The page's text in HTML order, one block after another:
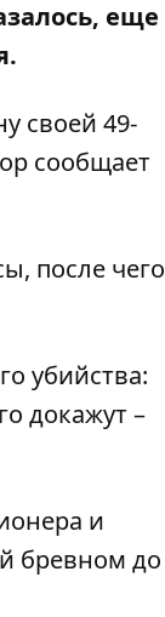
еще
своей 49-
сообщает
после чего
убийства:
докажут –
и
бревном до